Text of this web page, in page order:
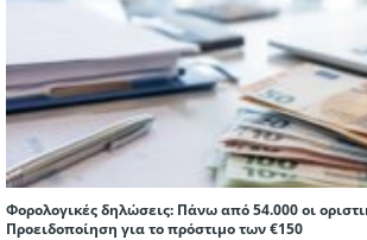
Φορολογικές δηλώσεις: Πάνω από 54.000 οι
Προειδοποίηση για το πρόστιμο των €150